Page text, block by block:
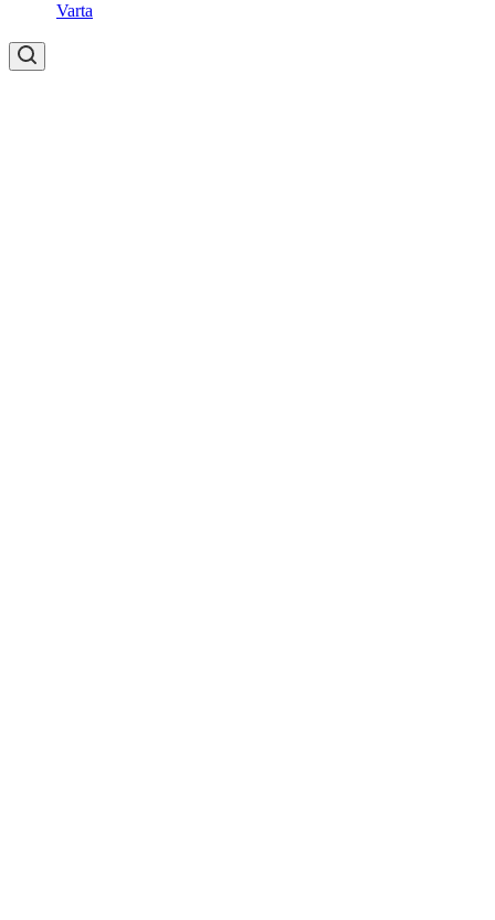
Varta